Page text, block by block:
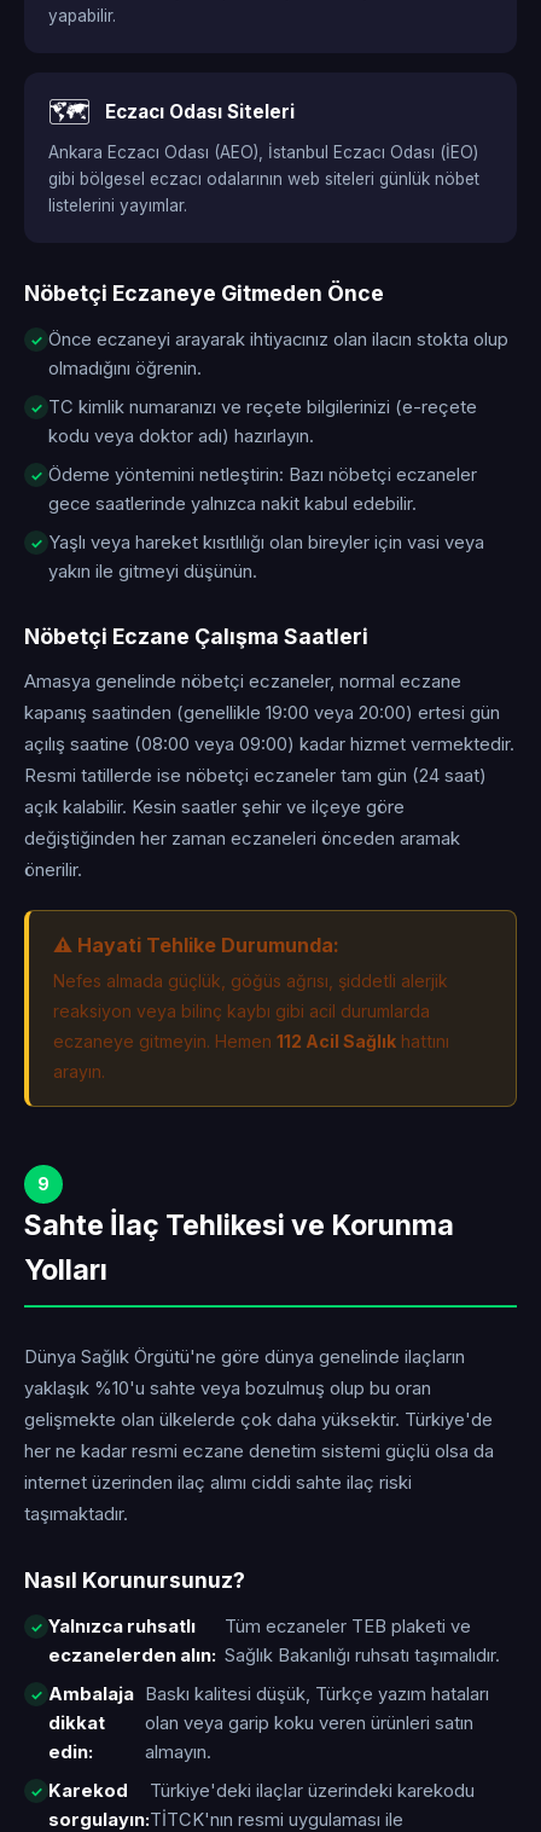
yapabilir.
🗺️ Eczacı Odası Siteleri
Ankara Eczacı Odası (AEO), İstanbul Eczacı Odası (İEO)
gibi bölgesel eczacı odalarının web siteleri günlük nöbet
listelerini yayımlar.
Nöbetçi Eczaneye Gitmeden Önce
Önce eczaneyi arayarak ihtiyacınız olan ilacın stokta olup
olmadığını öğrenin.
TC kimlik numaranızı ve reçete bilgilerinizi (e-reçete
kodu veya doktor adı) hazırlayın.
Ödeme yöntemini netleştirin: Bazı nöbetçi eczaneler
gece saatlerinde yalnızca nakit kabul edebilir.
Yaşlı veya hareket kısıtlılığı olan bireyler için vasi veya
yakın ile gitmeyi düşünün.
Nöbetçi Eczane Çalışma Saatleri
Amasya genelinde nöbetçi eczaneler, normal eczane
kapanış saatinden (genellikle 19:00 veya 20:00) ertesi gün
açılış saatine (08:00 veya 09:00) kadar hizmet vermektedir.
Resmi tatillerde ise nöbetçi eczaneler tam gün (24 saat)
açık kalabilir. Kesin saatler şehir ve ilçeye göre
değiştiğinden her zaman eczaneleri önceden aramak
önerilir.
⚠️ Hayati Tehlike Durumunda:
Nefes almada güçlük, göğüs ağrısı, şiddetli alerjik
reaksiyon veya bilinç kaybı gibi acil durumlarda
eczaneye gitmeyin. Hemen 112 Acil Sağlık hattını
arayın.
9
Sahte İlaç Tehlikesi ve Korunma
Yolları
Dünya Sağlık Örgütü'ne göre dünya genelinde ilaçların
yaklaşık %10'u sahte veya bozulmuş olup bu oran
gelişmekte olan ülkelerde çok daha yüksektir. Türkiye'de
her ne kadar resmi eczane denetim sistemi güçlü olsa da
internet üzerinden ilaç alımı ciddi sahte ilaç riski
taşımaktadır.
Nasıl Korunursunuz?
Yalnızca ruhsatlı
eczanelerden alın:
Tüm eczaneler TEB plaketi ve
Sağlık Bakanlığı ruhsatı taşımalıdır.
Ambalaja
dikkat
edin:
Baskı kalitesi düşük, Türkçe yazım hataları
olan veya garip koku veren ürünleri satın
almayın.
Karekod
sorgulayın:
Türkiye'deki ilaçlar üzerindeki karekodu
TİTCK'nın resmi uygulaması ile